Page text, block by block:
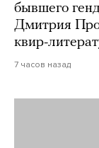
бывшего
Дмитрия
квир-
7 часов назад